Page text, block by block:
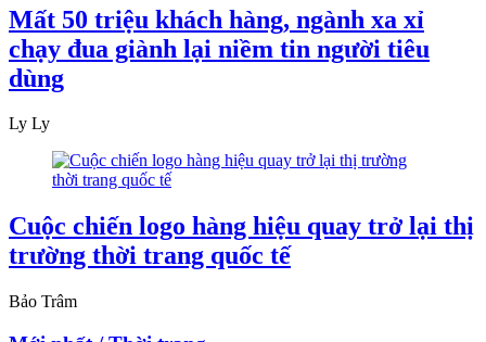
Mất 50 triệu khách hàng, ngành xa xỉ
chạy đua giành lại niềm tin người tiêu
dùng
Ly Ly
Cuộc chiến logo hàng hiệu quay trở lại thị
trường thời trang quốc tế
Bảo Trâm